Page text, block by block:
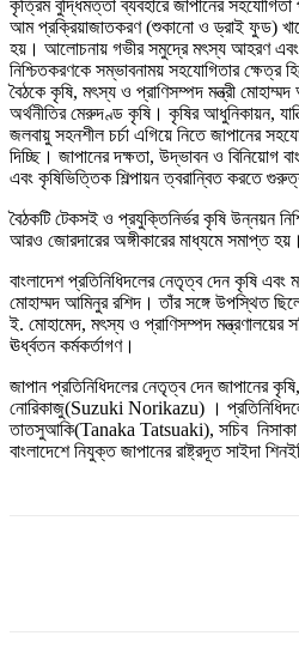
কৃত্রিম বুদ্ধিমত্তা ব্যবহারে জাপানের
আম প্রক্রিয়াজাতকরণ (শুকানো ও ড্রাই ফুড)
হয়। আলোচনায় গভীর সমুদ্রে মৎস্য আহরণ এবং
নিশ্চিতকরণকে সম্ভাবনাময় সহযোগিতার ক্ষেত্র
বৈঠকে কৃষি, মৎস্য ও প্রাণিসম্পদ মন্ত্রী
অর্থনীতির মেরুদণ্ড কৃষি। কৃষির আধুনিকায়ন,
জলবায়ু সহনশীল চর্চা এগিয়ে নিতে জাপানের
দিচ্ছি। জাপানের দক্ষতা, উদ্ভাবন ও বিনিয়োগ
এবং কৃষিভিত্তিক শিল্পায়ন ত্বরান্বিত করতে
বৈঠকটি টেকসই ও প্রযুক্তিনির্ভর কৃষি উন্নয়ন
আরও জোরদারের অঙ্গীকারের মাধ্যমে সমাপ্ত হয়।
বাংলাদেশ প্রতিনিধিদলের নেতৃত্ব দেন কৃষি এবং
মোহাম্মদ আমিনুর রশিদ। তাঁর সঙ্গে উপস্থিত
ই. মোহামেদ, মৎস্য ও প্রাণিসম্পদ
ঊর্ধ্বতন কর্মকর্তাগণ।
জাপান প্রতিনিধিদলের নেতৃত্ব দেন জাপানের
নোরিকাজু(Suzuki Norikazu) ।
তাতসুআকি(Tanaka Tatsuaki), সচিব
বাংলাদেশে নিযুক্ত জাপানের রাষ্ট্রদূত সাইদা